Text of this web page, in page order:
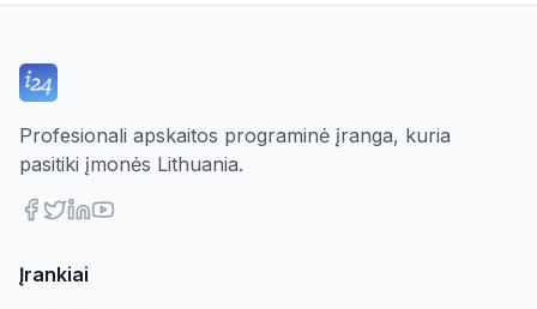
Profesionali apskaitos programinė įranga, kuria
pasitiki įmonės Lithuania.
Įrankiai